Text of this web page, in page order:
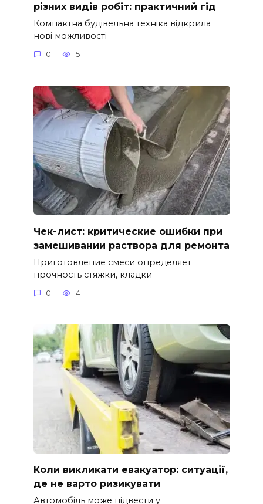
різних видів робіт: практичний гід
Компактна будівельна техніка відкрила
нові можливості
0 5
Чек-лист: критические ошибки при
замешивании раствора для ремонта
Приготовление смеси определяет
прочность стяжки, кладки
0 4
Коли викликати евакуатор: ситуації,
де не варто ризикувати
Автомобіль може підвести у